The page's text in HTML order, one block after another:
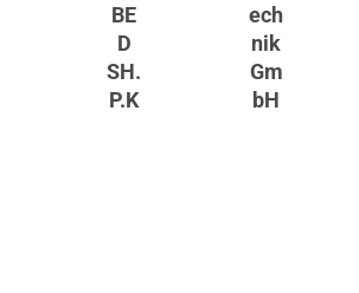
BE
D
SH.
P.K
ech
nik
Gm
bH